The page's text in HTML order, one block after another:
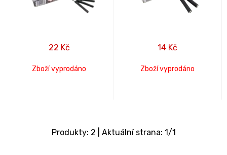
22 Kč
Zboží vyprodáno
14 Kč
Zboží vyprodáno
Produkty: 2 | Aktuální strana: 1/1